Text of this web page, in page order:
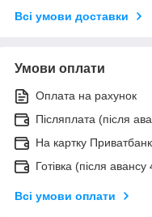
Всі умови доставки
Умови оплати
Оплата на рахунок
Післяплата (після
На картку
Готівка (після авансу
Всі умови оплати